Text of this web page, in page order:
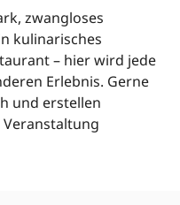
zwangloses
kulinarisches
– hier wird jede
Erlebnis. Gerne
und erstellen